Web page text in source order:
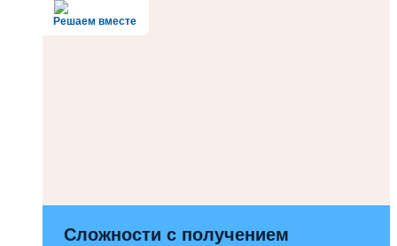
Решаем вместе
Сложности с получением